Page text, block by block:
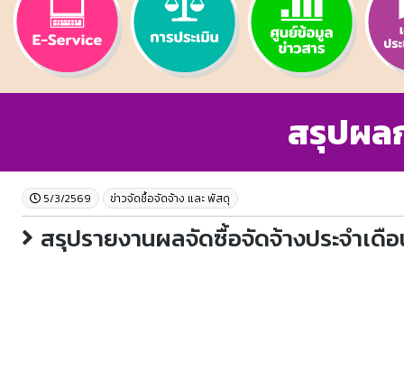
สรุปผล
5/3/2569 ข่าวจัดชื้อจัดจ้าง และ พัสดุ
สรุปรายงานผลจัดซื้อจัดจ้างประจำเ